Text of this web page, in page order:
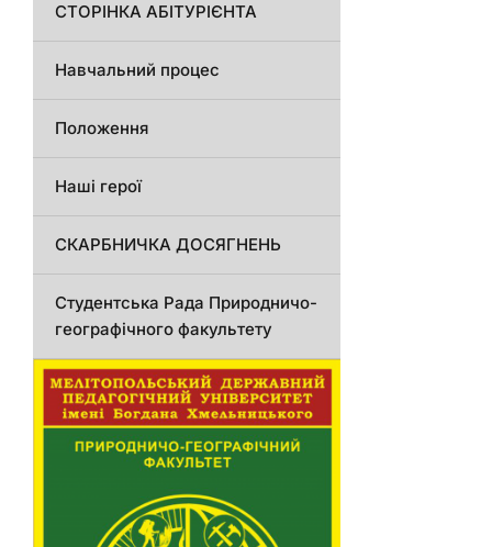
СТОРІНКА АБІТУРІЄНТА
Навчальний процес
Положення
Наші герої
СКАРБНИЧКА ДОСЯГНЕНЬ
Студентська Рада Природничо-
географічного факультету